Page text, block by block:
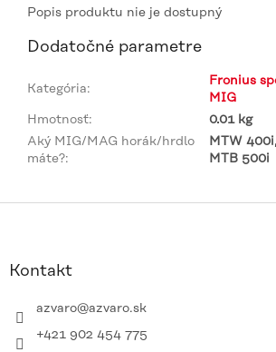
Popis produktu nie je dostupný
Dodatočné parametre
Kategória:
Fronius
MIG
Hmotnosť:
0.01 kg
Aký MIG/MAG horák/hrdlo
máte?:
MTW
MTB 500i
Kontakt
azvaro@azvaro.sk
+421 902 454 775